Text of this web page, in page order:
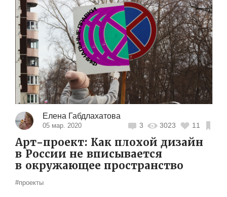
Елена Габдлахатова
05 мар. 2020 3 3023 11
Арт-проект: Как плохой дизайн
в России не вписывается
в окружающее пространство
#проекты